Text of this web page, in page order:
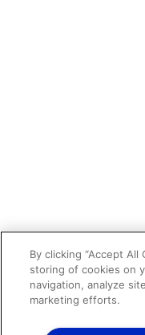
By clicking “Accept All
storing of cookies on
navigation, analyze
marketing efforts.